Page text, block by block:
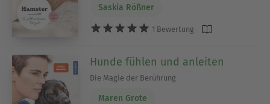
Saskia Rößner
1 Bewertung
Hunde fühlen und anleiten
Die Magie der Berührung
Maren Grote